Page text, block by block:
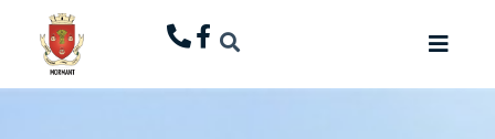
principal